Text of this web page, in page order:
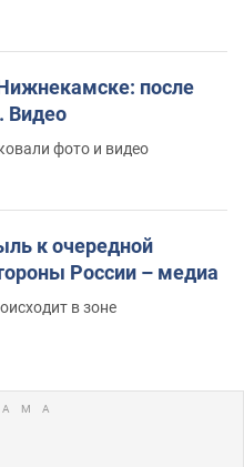
после
Видео
фото и видео
к очередной
России – медиа
в зоне